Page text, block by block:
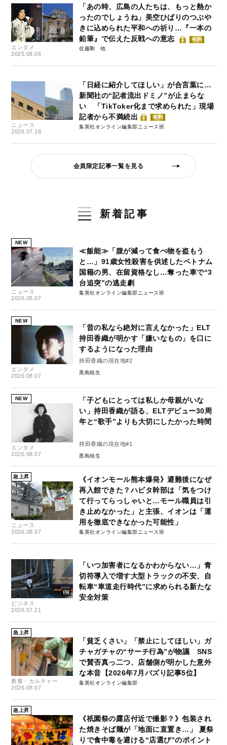
エンタメ
2025.08.06
「あの時、広島の人たちは、もっと熱か
ったのでしょうね」美空ひばりのつぶや
きに込められた平和への祈り…『一本の
鉛筆』で伝えた反戦への意志
有料
佐藤剛
ニュース
2026.07.18
「日経に紹介してほしい」が合言葉に…
新聞社の“記者流出ドミノ”が止まらな
い 「TikToker化まで求められた」現場
記者から不満続出
有料
集英社オンライン編集部ニュース班
会員限定記事一覧を見る
新着記事
NEW
ニュース
2026.08.07
≪飯能≫「腹が減って食べ物を盗もう
と…」91歳女性殺害を供述したベトナム
国籍の男、在留資格なし…奪った車で“3
台追突”の逃走劇
集英社オンライン編集部ニュース班
NEW
エンタメ
2026.08.07
「昔の私なら絶対に言えなかった」ELT
持田香織が明かす「嫌いなもの」を口に
するようになった理由
持田香織の現在地#2
黒島暁生
NEW
エンタメ
2026.08.07
「子どもにとっては私しか母親がいな
い」持田香織が語る、ELTデビュー30周
年と“歌手”よりも大切にしたかった時間
持田香織の現在地#1
黒島暁生
急上昇
ニュース
2026.08.07
《イオンモール熊本爆発》避難後になぜ
再入館できた？ハビタ幹部は「気をつけ
て行ってらっしゃいと…モール職員は引
き止めなかった」と主張、イオンは「運
用を徹底できなかった可能性」
集英社オンライン編集部ニュース班
ビジネス
2026.07.21
「いつ加害者になるかわからない…」青
切符導入で増す大型トラックの不安、自
転車“車道走行時代”に求められる新たな
安全対策
急上昇
教養・カルチャー
2026.08.07
「貧乏くさい」「禁止にしてほしい」ガ
チャガチャの“サーチ行為”が物議 SNS
で賛否真っ二つ、店舗側が明かした意外
な本音【2026年7月バズり記事5位】
集英社オンライン編集部
急上昇
《祇園祭の露店付近で撮影？》包装され
た焼きそば麺が「地面に直置き…」 夏祭
りで食中毒を避ける“店選び”のポイント